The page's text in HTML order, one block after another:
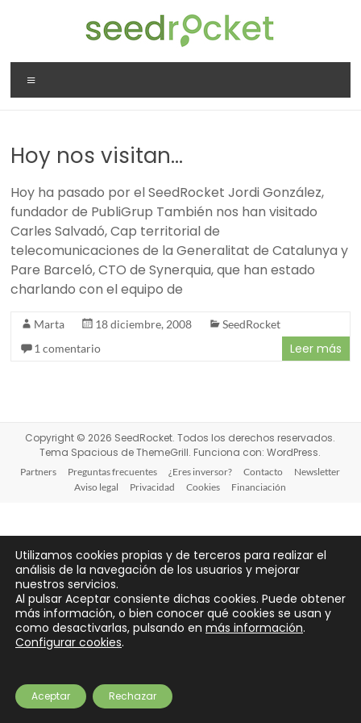
SeedRocket
La
que
en
España
para
startups
TIC
en
inicial
Hoy nos visitan…
Hoy ha pasado por el SeedRocket Jordi González,
fundador de PubliGrup También nos han visitado
Carles Salvadó, Cap territorial de
telecomunicaciones de la Generalitat de Catalunya y
Pare Barceló, CTO de Synerquia, que han estado
charlando con el equipo de
Marta 18 diciembre, 2008
SeedRocket
1 comentario
Leer más
Copyright © 2026 SeedRocket. Todos los derechos reservados.
Tema Spacious de ThemeGrill. Funciona con:WordPress.
Partners Preguntas frecuentes ¿Eres inversor? Contacto
Newsletter
Aviso legal
Privacidad Cookies Financiación
Utilizamos cookies propias y de terceros para realizar el
análisis de la navegación de los usuarios y mejorar
nuestros servicios.
Al pulsar Aceptar consiente dichas cookies. Puede obtener
más información, o bien conocer qué cookies se usan y
como desactivarlas, pulsando en más información.
Configurar cookies.
Aceptar Rechazar